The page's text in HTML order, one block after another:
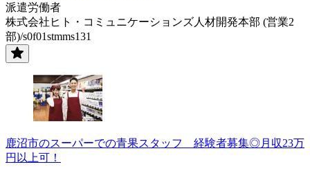
派遣労働者
株式会社ヒト・コミュニケーションズ人材開発本部 (営業2
部)/s0f01stmms131
鹿沼市のスーパーでの青果スタッフ 経験者募集◎月収23万
円以上可！